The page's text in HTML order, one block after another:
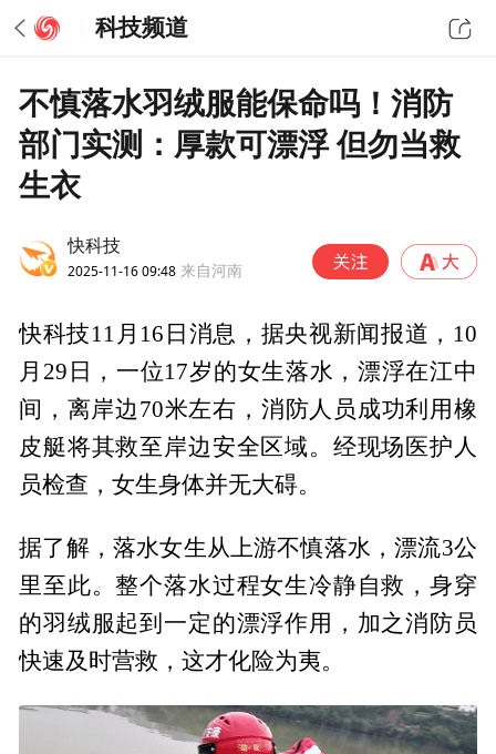
科技频道
不慎落水羽绒服能保命吗！消防
部门实测：厚款可漂浮 但勿当救
生衣
快科技
2025-11-16 09:48 来自河南
快科技11月16日消息，据央视新闻报道，10
月29日，一位17岁的女生落水，漂浮在江中
间，离岸边70米左右，消防人员成功利用橡
皮艇将其救至岸边安全区域。经现场医护人
员检查，女生身体并无大碍。
据了解，落水女生从上游不慎落水，漂流3公
里至此。整个落水过程女生冷静自救，身穿
的羽绒服起到一定的漂浮作用，加之消防员
快速及时营救，这才化险为夷。